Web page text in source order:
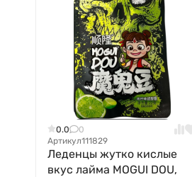
0.0
0
Артикул111829
Леденцы жутко кислые
вкус лайма MOGUI DOU,